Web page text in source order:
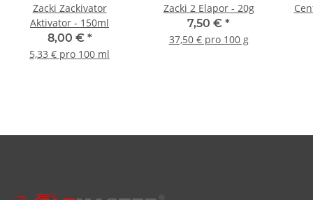
Zacki Zackivator
Aktivator - 150ml
8,00 € *
5,33 € pro 100 ml
Zacki 2 Elapor - 20g
7,50 € *
37,50 € pro 100 g